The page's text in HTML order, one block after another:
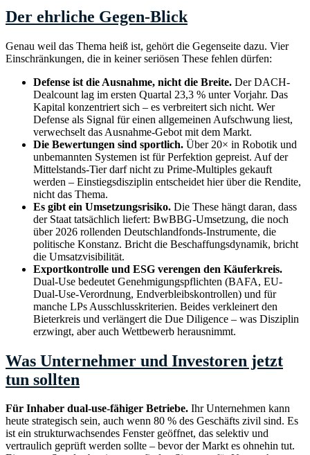
Der ehrliche Gegen-Blick
Genau weil das Thema heiß ist, gehört die Gegenseite dazu. Vier
Einschränkungen, die in keiner seriösen These fehlen dürfen:
Defense ist die Ausnahme, nicht die Breite. Der DACH-
Dealcount lag im ersten Quartal 23,3 % unter Vorjahr. Das
Kapital konzentriert sich – es verbreitert sich nicht. Wer
Defense als Signal für einen allgemeinen Aufschwung liest,
verwechselt das Ausnahme-Gebot mit dem Markt.
Die Bewertungen sind sportlich. Über 20× in Robotik und
unbemannten Systemen ist für Perfektion gepreist. Auf der
Mittelstands-Tier darf nicht zu Prime-Multiples gekauft
werden – Einstiegsdisziplin entscheidet hier über die Rendite,
nicht das Thema.
Es gibt ein Umsetzungsrisiko. Die These hängt daran, dass
der Staat tatsächlich liefert: BwBBG-Umsetzung, die noch
über 2026 rollenden Deutschlandfonds-Instrumente, die
politische Konstanz. Bricht die Beschaffungsdynamik, bricht
die Umsatzvisibilität.
Exportkontrolle und ESG verengen den Käuferkreis.
Dual-Use bedeutet Genehmigungspflichten (BAFA, EU-
Dual-Use-Verordnung, Endverbleibskontrollen) und für
manche LPs Ausschlusskriterien. Beides verkleinert den
Bieterkreis und verlängert die Due Diligence – was Disziplin
erzwingt, aber auch Wettbewerb herausnimmt.
Was Unternehmer und Investoren jetzt
tun sollten
Für Inhaber dual-use-fähiger Betriebe. Ihr Unternehmen kann
heute strategisch sein, auch wenn 80 % des Geschäfts zivil sind. Es
ist ein strukturwachsendes Fenster geöffnet, das selektiv und
vertraulich geprüft werden sollte – bevor der Markt es ohnehin tut.